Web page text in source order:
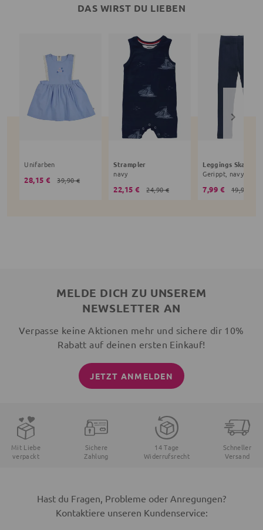
DAS WIRST DU LIEBEN
Unifarben
28,15 € 39,90 €
Strampler
navy
22,15 € 24,90 €
Leggings Skater
Gerippt, navy
7,99 € 19,99 €
MELDE DICH ZU UNSEREM
NEWSLETTER AN
Verpasse keine Aktionen mehr und sichere dir 10%
Rabatt auf deinen ersten Einkauf!
JETZT ANMELDEN
Mit Liebe
verpackt
Sichere
Zahlung
14 Tage
Widerrufsrecht
Schneller
Versand
Hast du Fragen, Probleme oder Anregungen?
Kontaktiere unseren Kundenservice: